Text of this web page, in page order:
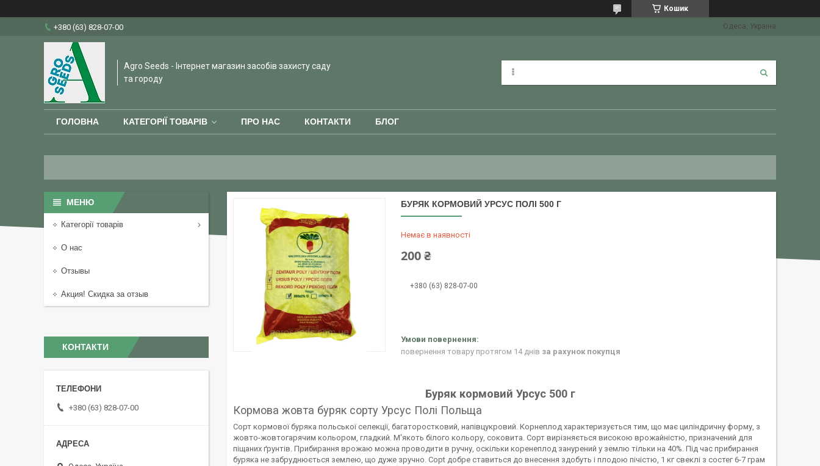
Кошик
+380 (63) 828-07-00 Одеса, Україна
Agro Seeds - Інтернет магазин засобів захисту саду
та городу
ГОЛОВНА КАТЕГОРІЇ ТОВАРІВ ПРО НАС КОНТАКТИ БЛОГ
БУРЯК КОРМОВИЙ УРСУС ПОЛІ 500 Г
Немає в наявності
200 ₴
+380 (63) 828-07-00
повернення товару протягом 14 днів за рахунок покупця
Буряк кормовий Урсус 500 г
Кормова жовта буряк сорту Урсус Полі Польща
Сорт кормової буряка польської селекції, багаторостковий, напівцукровий. Корнеплод характеризується тим, що має циліндричну форму, з
жовто-жовтогарячим кольором, гладкий. М'якоть білого кольору, соковита. Сорт вирізняється високою врожайністю, призначений для
піщаних ґрунтів. Прибирання врожаю можна проводити в ручну, оскільки коренеплод занурений у землю тільки на 40%. Під час прибирання
буряка не забруднюється землею, що дуже зручно. Copt добре ставиться до внесення здобуть і плодою пiчiстю, 1 кг cвeклi з coстег 6-7 гpaм
Категорії товарів
О нас
Отзывы
Акция! Скидка за отзыв
КОНТАКТИ
+380 (63) 828-07-00